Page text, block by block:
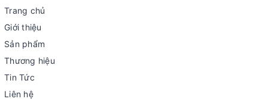
Trang chủ
Giới thiệu
Sản phẩm
Thương hiệu
Tin Tức
Liên hệ